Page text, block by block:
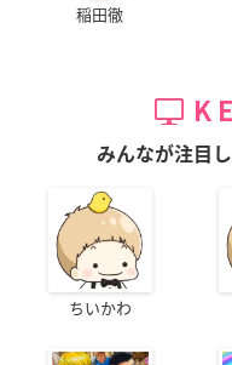
稲田徹
みんなが注目
ちいかわ